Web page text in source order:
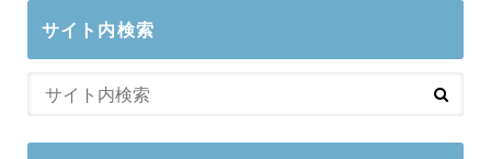
サイト内検索